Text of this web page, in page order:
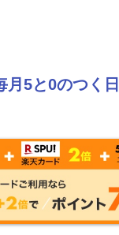
月5と0のつく